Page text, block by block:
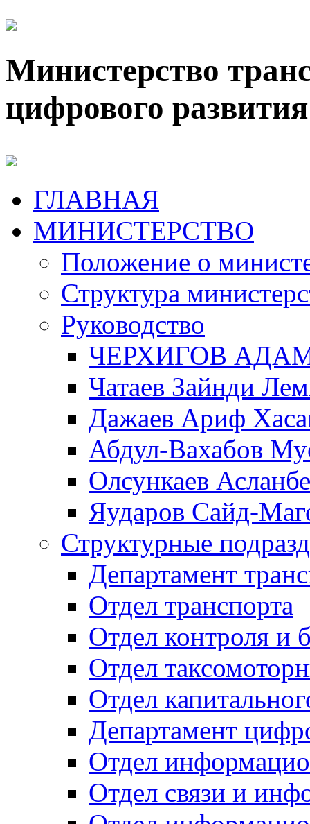
Министерство
цифрового
ГЛАВНАЯ
МИНИСТЕРСТВО
Положение о
Структура
Руководство
ЧЕРХИГОВ
Чатаев Зайнди
Дажаев Ариф
Абдул-Вахабов
Олсункаев
Яударов Сайд-
Структурные
Департамент
Отдел транспорта
Отдел контроля и
Отдел
Отдел
Департамент
Отдел
Отдел связи и